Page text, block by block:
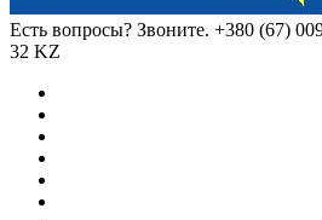
Есть вопросы? Звоните. +380 (67)
32 KZ